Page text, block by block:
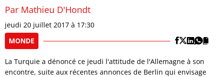
Par Mathieu D'Hondt
jeudi 20 juillet 2017 à 17:30
MONDE
La Turquie a dénoncé ce jeudi l'attitude de l'Allemagne à son
encontre, suite aux récentes annonces de Berlin qui envisage